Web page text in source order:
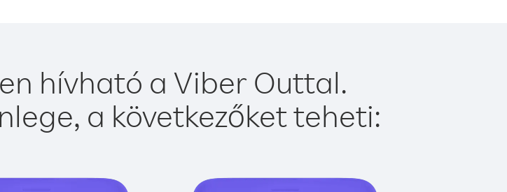
hívható a Viber Outtal.
a következőket teheti: